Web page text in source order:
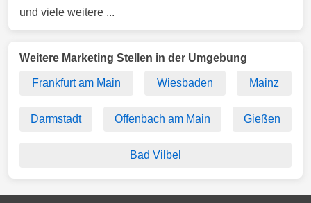
und viele weitere ...
Weitere Marketing Stellen in der Umgebung
Frankfurt am Main Wiesbaden Mainz
Darmstadt Offenbach am Main Gießen
Bad Vilbel